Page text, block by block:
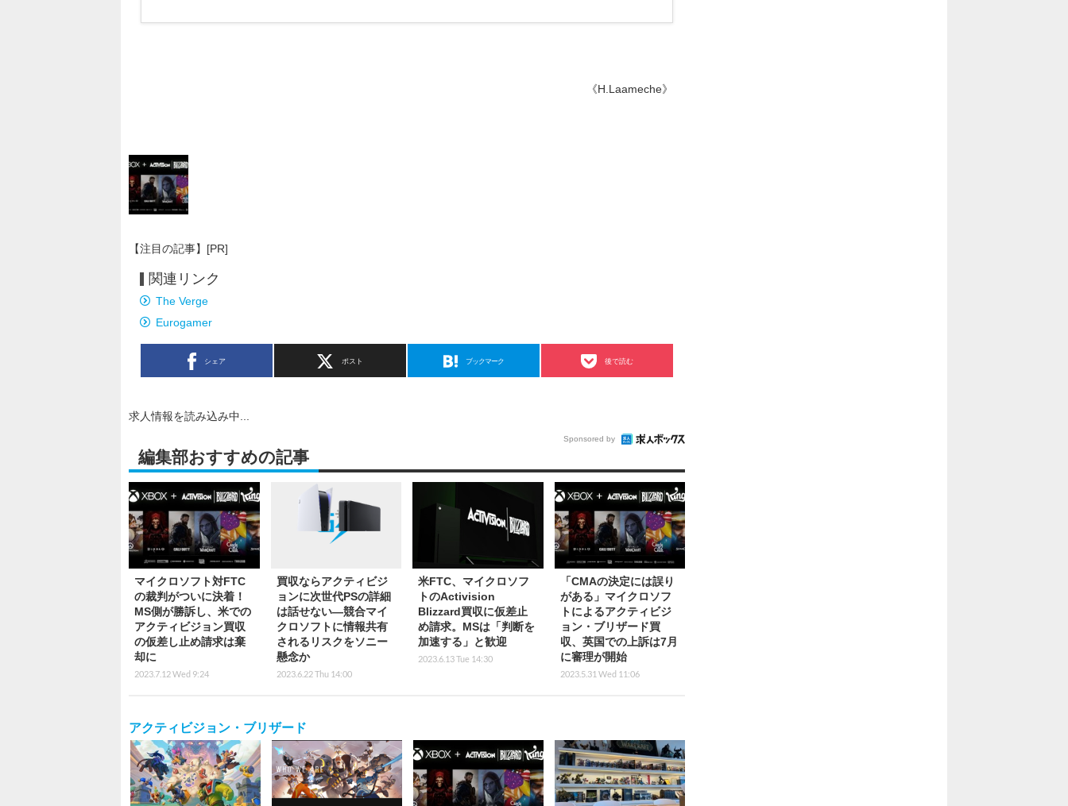
【注目の記事】[PR]
Eurogamer
シェア
株式会社小林
月給28万円～60万円
一般事務・OA事務/社員化実績ありゲーム好き必
見 プロデューサーアシスタント
パーソルエクセルHRパートナーズ株式会社
東京都
時給1,800円
派遣社員
月給28万～/未経験採用枠/研修充実/ゲーム開発
株式会社HIGHEST
大阪府
月給28万円～60万円
正社員
Sponsored by
編集部おすすめの記事
マイクロソフト対FTC 買収ならアクティビジ 米FTC、マイクロソフ 「CMAの決定には誤り